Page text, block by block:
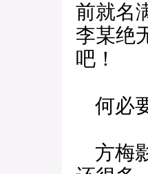
前就名
李某绝
吧！
何必
方梅